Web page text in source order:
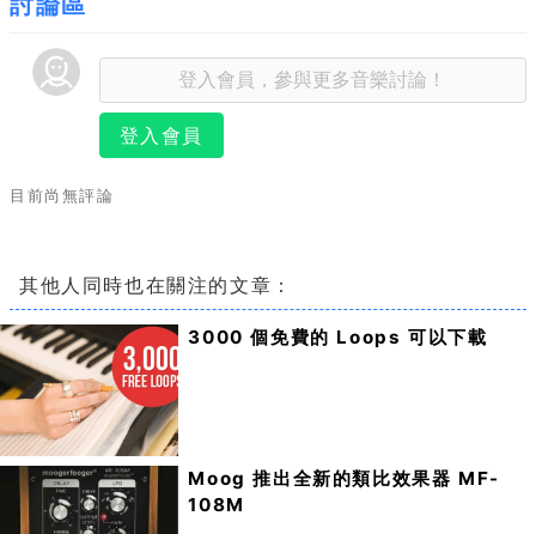
登入會員
目前尚無評論
其他人同時也在關注的文章：
3000 個免費的 Loops 可以下載
Moog 推出全新的類比效果器 MF-
108M